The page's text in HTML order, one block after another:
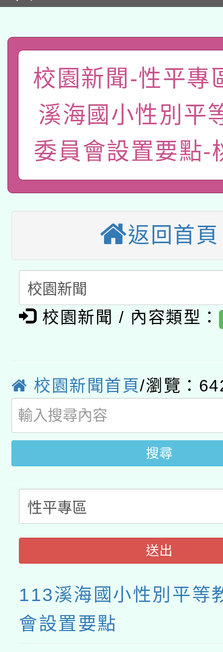
招)
本館辦理115年度閱讀
暨閱讀推動專業研習
A3數位素養講師名單
「數位內容與教學軟體
pilot」
有關大陸委員會函釋公
轉知經濟部水利署委託
業技術研究院辦理「
用水績優單位及節水達
動」
115年8月22日(星期六
桃園市孔廟祈福系列
開 智慧啟航」
2026年桃園地景藝術
招甄選結果公告(無人
招)
適應運動共學行動站研
暨閱讀推動專業研習
科技賦能─人工智慧
礎課程
A3數位素養講師名單
「數位內容與教學軟
薪期間赴陸應申請許可
轉知經濟部水利署委託
業技術研究院辦理「
用水績優單位及節水達
動」
115年8月22日(星期六
桃園市孔廟祈福系列
開 智慧啟航」
2026年桃園地景藝術
校園新聞-性平專
溪海國小性別平
委員會設置要點-
返回首頁
校園新聞 / 內容類型：
校園新聞首頁/瀏覽：
搜尋
送出
113溪海國小性別平等
會設置要點